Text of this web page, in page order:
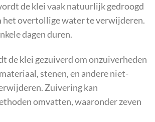
de klei vaak natuurlijk gedroogd
het overtollige water te verwijderen.
dagen duren.
de klei gezuiverd om onzuiverheden
stenen, en andere niet-
Zuivering kan
omvatten, waaronder zeven